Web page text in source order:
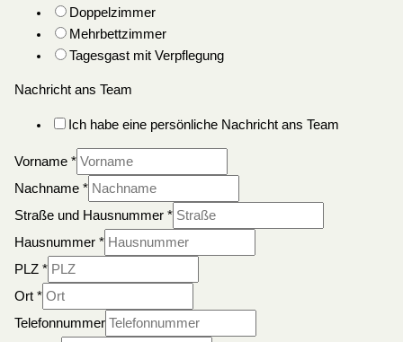
Doppelzimmer
Mehrbettzimmer
Tagesgast mit Verpflegung
Nachricht ans Team
Ich habe eine persönliche Nachricht ans Team
Vorname *
Nachname *
Straße und Hausnummer *
Hausnummer *
PLZ *
Ort *
Telefonnummer